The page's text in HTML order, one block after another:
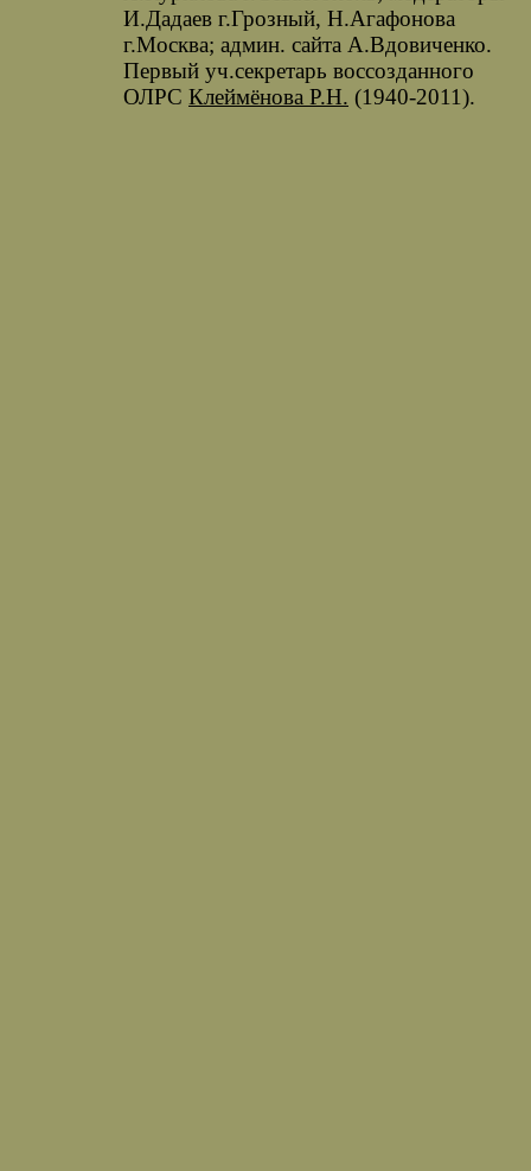
И.Дадаев г.Грозный, Н.Агафонова
г.Москва; админ. сайта А.Вдовиченко.
Первый уч.секретарь воссозданного
ОЛРС Клеймёнова Р.Н. (1940-2011).